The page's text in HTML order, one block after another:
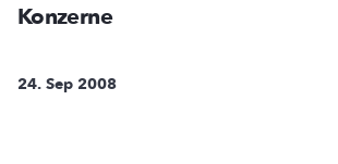
Konzerne
24. Sep 2008